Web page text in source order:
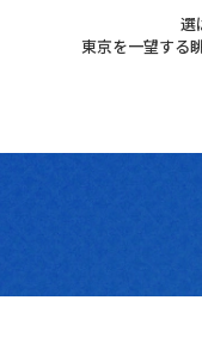
選
東京を一望する